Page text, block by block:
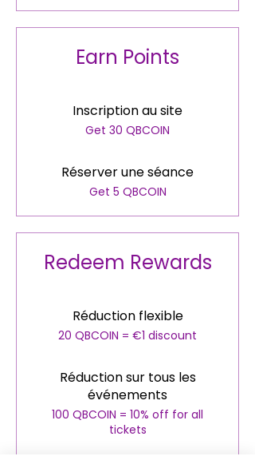
Earn Points
Inscription au site
Get 30 QBCOIN
Réserver une séance
Get 5 QBCOIN
Redeem Rewards
Réduction flexible
20 QBCOIN = €1 discount
Réduction sur tous les
événements
100 QBCOIN = 10% off for all
tickets